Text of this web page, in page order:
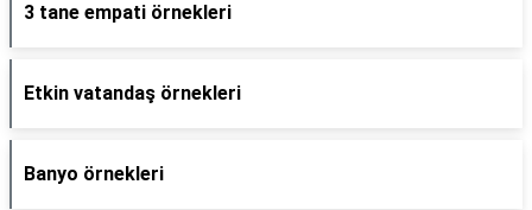
3 tane empati örnekleri
Etkin vatandaş örnekleri
Banyo örnekleri